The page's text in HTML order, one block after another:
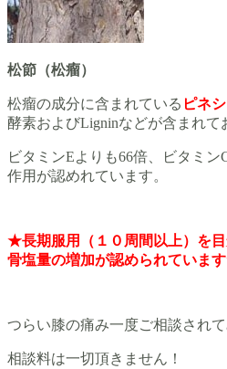
松節（松瘤）
松瘤の成分に含まれている ピネ
酵素およびLigninなどが含まれて
ビタミンEよりも66倍、ビタミ
作用が認めれています。
★長期服用（１０周間以上）を
骨塩量の増加が認められていま
つらい膝の痛み一度ご相談され
相談料は一切頂きません！